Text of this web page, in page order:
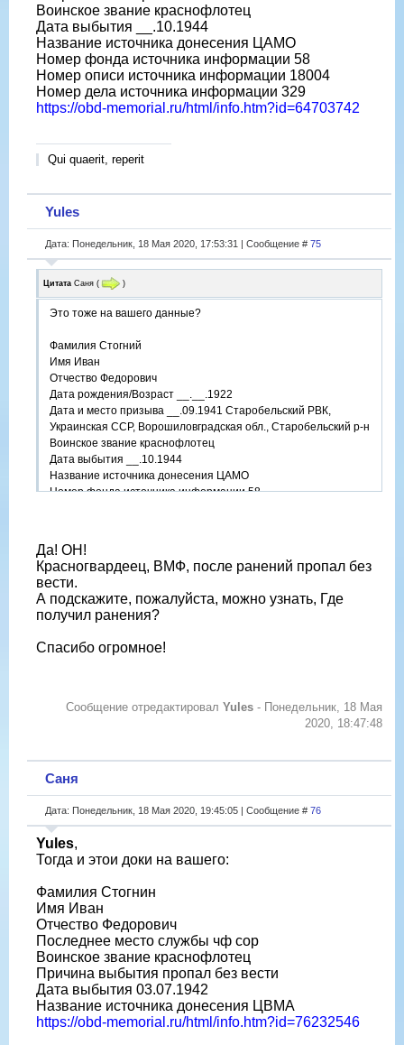
Воинское звание краснофлотец
Дата выбытия __.10.1944
Название источника донесения ЦАМО
Номер фонда источника информации 58
Номер описи источника информации 18004
Номер дела источника информации 329
https://obd-memorial.ru/html/info.htm?id=64703742
Qui quaerit, reperit
Yules
Дата: Понедельник, 18 Мая 2020, 17:53:31 | Сообщение # 75
Цитата Саня ( )
Это тоже на вашего данные?
Фамилия Стогний
Имя Иван
Отчество Федорович
Дата рождения/Возраст __.__.1922
Дата и место призыва __.09.1941 Старобельский РВК,
Украинская ССР, Ворошиловградская обл., Старобельский р-н
Воинское звание краснофлотец
Дата выбытия __.10.1944
Название источника донесения ЦАМО
Номер фонда источника информации 58
Qui quaerit, reperit
Да! ОН!
Красногвардеец, ВМФ, после ранений пропал без
вести.
А подскажите, пожалуйста, можно узнать, Где
получил ранения?
Спасибо огромное!
Сообщение отредактировал Yules - Понедельник, 18 Мая
2020, 18:47:48
Саня
Дата: Понедельник, 18 Мая 2020, 19:45:05 | Сообщение # 76
Yules,
Тогда и этои доки на вашего:
Фамилия Стогнин
Имя Иван
Отчество Федорович
Последнее место службы чф сор
Воинское звание краснофлотец
Причина выбытия пропал без вести
Дата выбытия 03.07.1942
Название источника донесения ЦВМА
https://obd-memorial.ru/html/info.htm?id=76232546